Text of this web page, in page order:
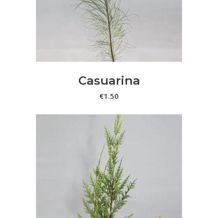
Casuarina
€1.50
VER OPÇÕES